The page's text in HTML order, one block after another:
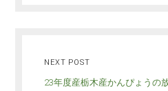
NEXT POST
23年度産栃木産かんぴょうの